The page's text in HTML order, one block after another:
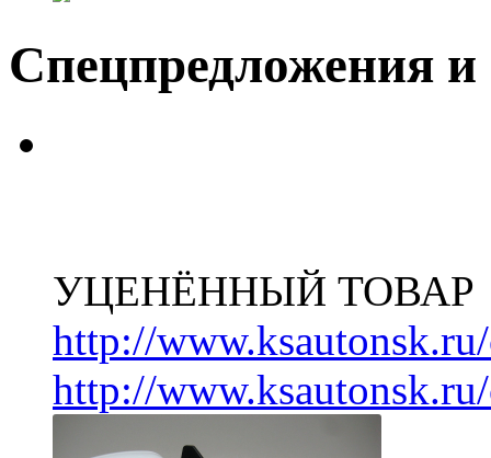
Спецпредложения
УЦЕНЁННЫЙ ТОВАР
http://
http://